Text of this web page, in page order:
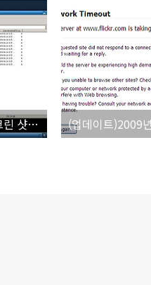
티맥스 윈도우 스크린 샷 공개